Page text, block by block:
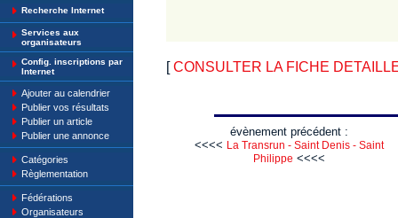
Recherche Internet
Services aux
organisateurs
Config. inscriptions par
Internet
Ajouter au calendrier
Publier vos résultats
Publier un article
Publier une annonce
Catégories
Règlementation
Fédérations
Organisateurs
[CONSULTER LA FICHE
évènement précédent :
<<<< La Transrun - Saint Denis - Saint
Philippe <<<<